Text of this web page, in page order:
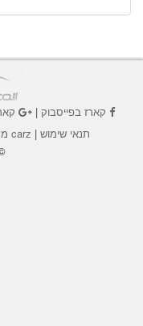
קארז בפייסבוק|
תנאי שימוש | carz מעודד טבעונות
©